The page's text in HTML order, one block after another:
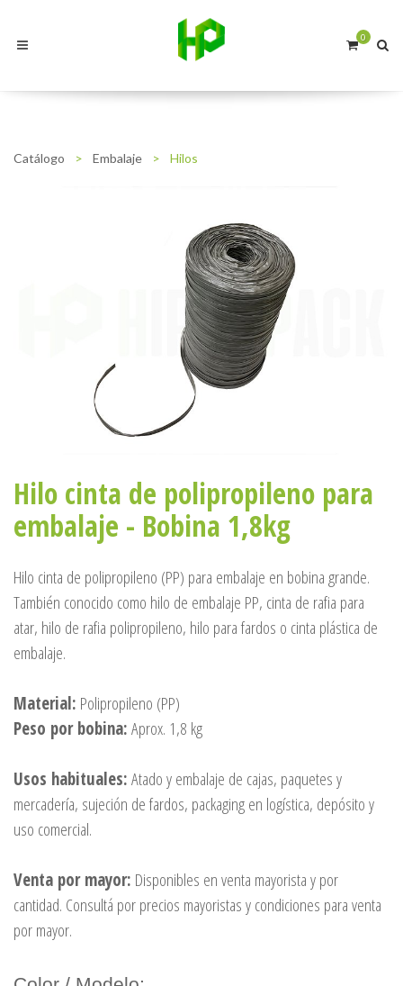
0
Catálogo > Embalaje > Hilos
Hilo cinta de polipropileno para
embalaje - Bobina 1,8kg
Hilo cinta de polipropileno (PP) para embalaje en bobina grande.
También conocido como hilo de embalaje PP, cinta de rafia para
atar, hilo de rafia polipropileno, hilo para fardos o cinta plástica de
embalaje.
Material: Polipropileno (PP)
Peso por bobina:Aprox. 1,8 kg
Usos habituales:Atado y embalaje de cajas, paquetes y
mercadería, sujeción de fardos, packaging en logística, depósito y
uso comercial.
Venta por mayor: Disponibles en venta mayorista y por
cantidad. Consultá por precios mayoristas y condiciones para venta
por mayor.